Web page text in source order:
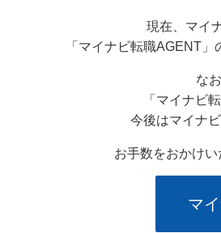
現在、マイ
「マイナビ転職AGENT
な
「マイナビ
今後はマイナ
お手数をおかけ
マ